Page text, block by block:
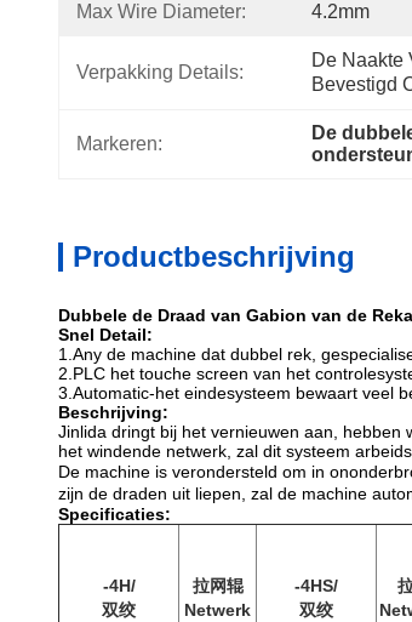
Max Wire Diameter: 4.2mm
Verpakking Details:
De Naakte
Bevestigd
Markeren:
De
Productbeschrijving
Dubbele de Draad van Gabion van de
Snel Detail:
1.Any de machine dat dubbel rek,
2.PLC het touche screen van het
3.Automatic-het eindesysteem bewaart veel
Beschrijving:
Jinlida dringt bij het vernieuwen aan,
het windende netwerk, zal dit systeem
De machine is verondersteld om in
zijn de draden uit liepen, zal de machine
Specificaties:
-4H/
双绞
拉网辊
Netwerk
-4HS/
双绞